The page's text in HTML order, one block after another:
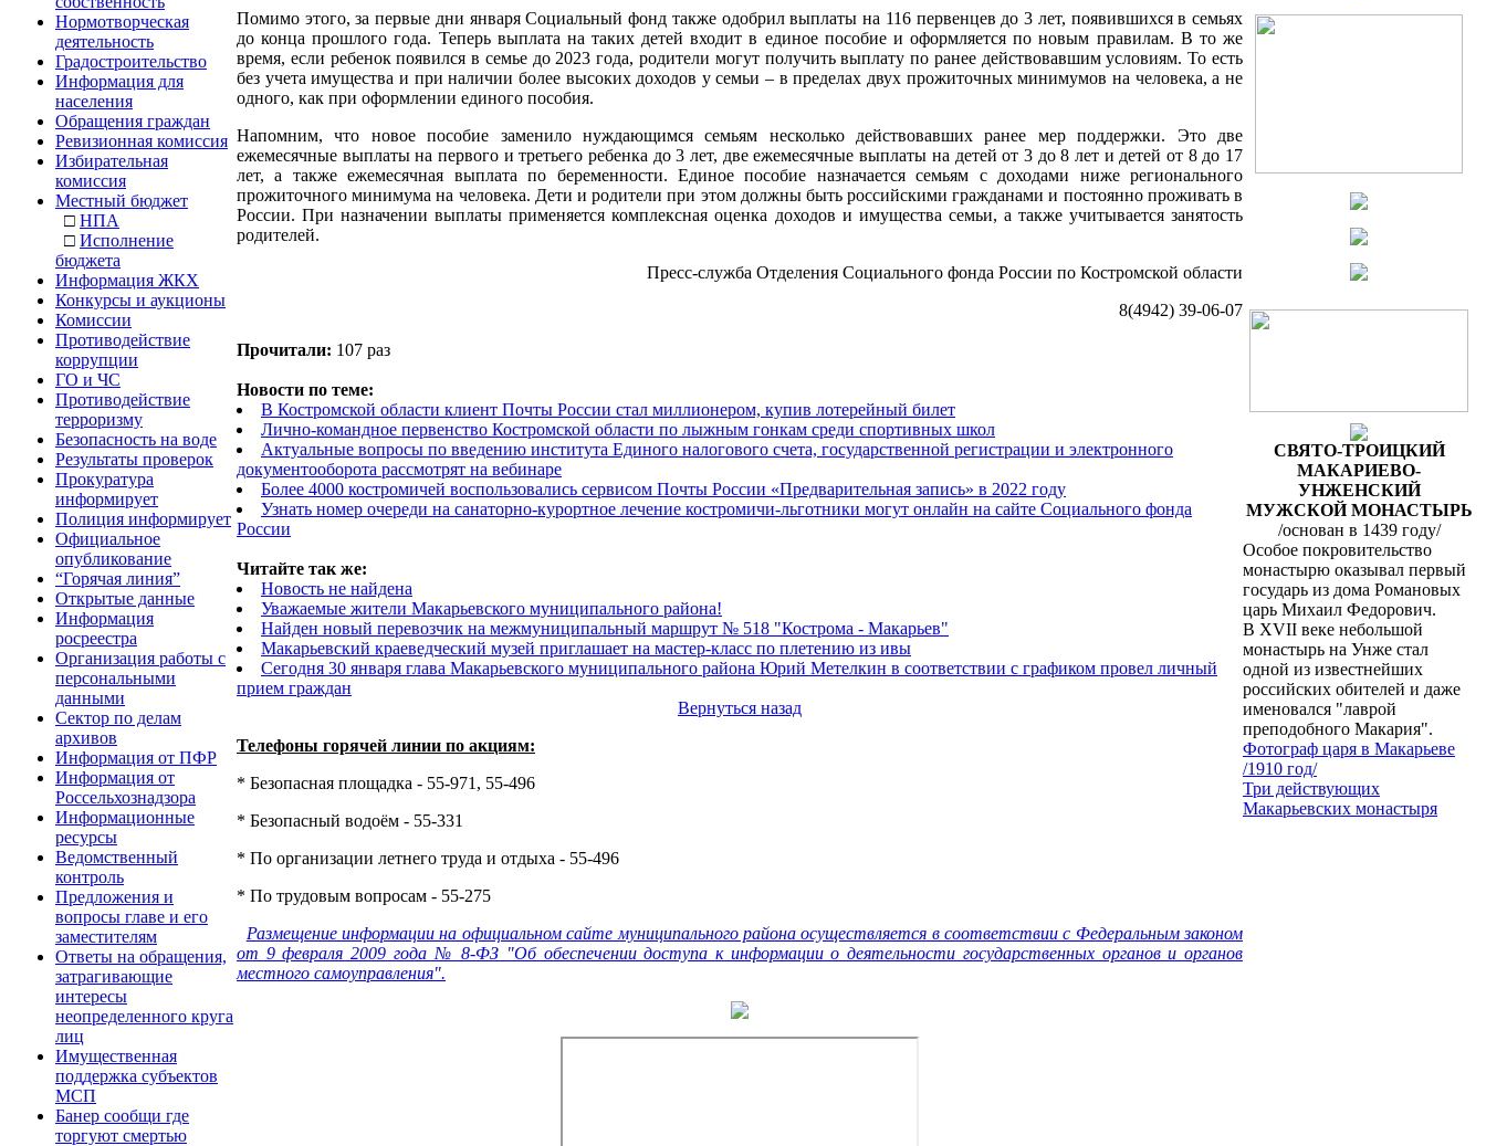
Нормотворческая
деятельность
Градостроительство
Информация для
населения
Обращения граждан
Ревизионная комиссия
Избирательная
комиссия
Местный бюджет
□ НПА
□ Исполнение
бюджета
Информация ЖКХ
Конкурсы и аукционы
Комиссии
Противодействие
коррупции
ГО и ЧС
Противодействие
терроризму
Безопасность на воде
Результаты проверок
Прокуратура
информирует
Полиция информирует
Официальное
опубликование
“Горячая линия”
Открытые данные
Информация
росреестра
Организация работы с
персональными
данными
Сектор по делам
архивов
Информация от ПФР
Информация от
Россельхознадзора
Информационные
ресурсы
Ведомственный
контроль
Предложения и
вопросы главе и его
заместителям
Ответы на обращения,
затрагивающие
интересы
неопределенного круга
лиц
Имущественная
поддержка субъектов
МСП
Банер сообщи где
торгуют смертью
Помимо этого, за первые дни января Социальный фонд также одобрил выплаты на 116 первенцев до 3 лет, появившихся в семьях
до конца прошлого года. Теперь выплата на таких детей входит в единое пособие и оформляется по новым правилам. В то же
время, если ребенок появился в семье до 2023 года, родители могут получить выплату по ранее действовавшим условиям. То есть
без учета имущества и при наличии более высоких доходов у семьи – в пределах двух прожиточных минимумов на человека, а не
одного, как при оформлении единого пособия.
Напомним, что новое пособие заменило нуждающимся семьям несколько действовавших ранее мер поддержки. Это две
ежемесячные выплаты на первого и третьего ребенка до 3 лет, две ежемесячные выплаты на детей от 3 до 8 лет и детей от 8 до 17
лет, а также ежемесячная выплата по беременности. Единое пособие назначается семьям с доходами ниже регионального
прожиточного минимума на человека. Дети и родители при этом должны быть российскими гражданами и постоянно проживать в
России. При назначении выплаты применяется комплексная оценка доходов и имущества семьи, а также учитывается занятость
родителей.
Пресс-служба Отделения Социального фонда России по Костромской области
8(4942) 39-06-07
Прочитали: 107 раз
Новости по теме:
В Костромской области клиент Почты России стал миллионером, купив лотерейный билет
Лично-командное первенство Костромской области по лыжным гонкам среди спортивных школ
Актуальные вопросы по введению института Единого налогового счета, государственной регистрации и электронного
документооборота рассмотрят на вебинаре
Более 4000 костромичей воспользовались сервисом Почты России «Предварительная запись» в 2022 году
Узнать номер очереди на санаторно-курортное лечение костромичи-льготники могут онлайн на сайте Социального фонда
России
Читайте так же:
Новость не найдена
Уважаемые жители Макарьевского муниципального района!
Найден новый перевозчик на межмуниципальный маршрут № 518 "Кострома - Макарьев"
Макарьевский краеведческий музей приглашает на мастер-класс по плетению из ивы
Сегодня 30 января глава Макарьевского муниципального района Юрий Метелкин в соответствии с графиком провел личный
прием граждан
Вернуться назад
Телефоны горячей линии по акциям:
* Безопасная площадка - 55-971, 55-496
* Безопасный водоём - 55-331
* По организации летнего труда и отдыха - 55-496
* По трудовым вопросам - 55-275
Размещение информации на официальном сайте муниципального района осуществляется в соответствии с Федеральным законом
от 9 февраля 2009 года № 8-ФЗ "Об обеспечении доступа к информации о деятельности государственных органов и органов
местного самоуправления".
СВЯТО-ТРОИЦКИЙ
МАКАРИЕВО-
УНЖЕНСКИЙ
МУЖСКОЙ МОНАСТЫРЬ
/основан в 1439 году/
Особое покровительство
монастырю оказывал первый
государь из дома Романовых
царь Михаил Федорович.
В XVII веке небольшой
монастырь на Унже стал
одной из известнейших
российских обителей и даже
именовался "лаврой
преподобного Макария".
Фотограф царя в Макарьеве
/1910 год/
Три действующих
Макарьевских монастыря